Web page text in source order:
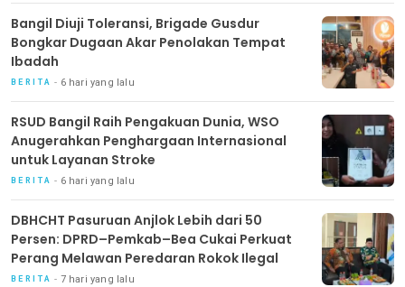
Bangil Diuji Toleransi, Brigade Gusdur
Bongkar Dugaan Akar Penolakan Tempat
Ibadah
BERITA 6 hari yang lalu
RSUD Bangil Raih Pengakuan Dunia, WSO
Anugerahkan Penghargaan Internasional
untuk Layanan Stroke
BERITA 6 hari yang lalu
DBHCHT Pasuruan Anjlok Lebih dari 50
Persen: DPRD–Pemkab–Bea Cukai Perkuat
Perang Melawan Peredaran Rokok Ilegal
BERITA 7 hari yang lalu